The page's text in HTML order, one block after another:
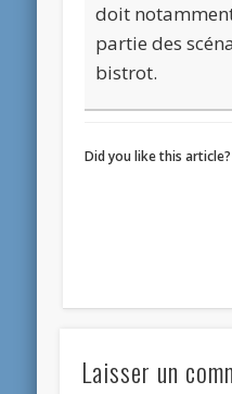
doit
partie des
bistrot.
Did you like this
Laisser un